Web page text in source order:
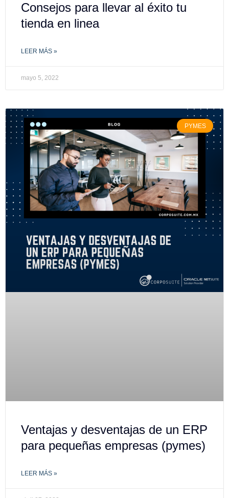
Consejos para llevar al éxito tu
tienda en linea
LEER MÁS »
mayo 5, 2022
PYMES
Ventajas y desventajas de un ERP
para pequeñas empresas (pymes)
LEER MÁS »